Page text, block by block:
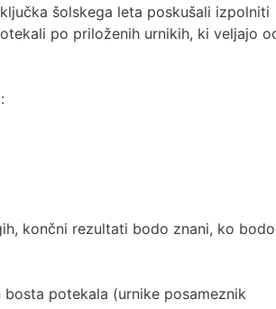
šolskega leta poskušali izpolniti
po priloženih urnikih, ki veljajo
končni rezultati bodo znani, ko bodo
potekala (urnike posameznik